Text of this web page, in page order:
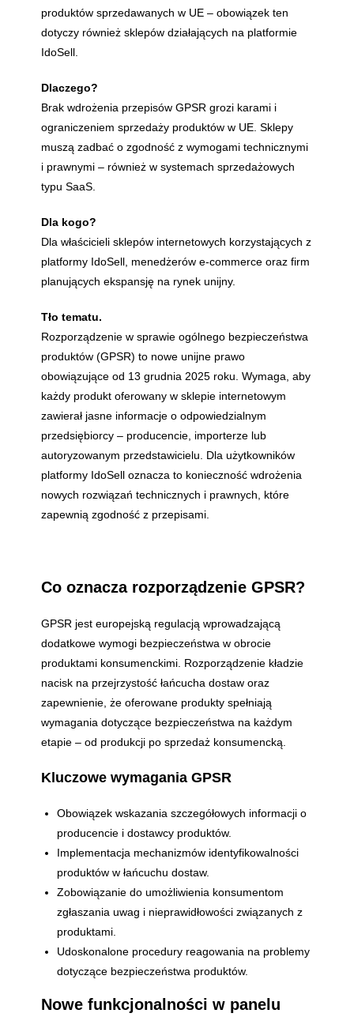
produktów sprzedawanych w UE – obowiązek ten
dotyczy również sklepów działających na platformie
IdoSell.
Dlaczego?
Brak wdrożenia przepisów GPSR grozi karami i
ograniczeniem sprzedaży produktów w UE. Sklepy
muszą zadbać o zgodność z wymogami technicznymi
i prawnymi – również w systemach sprzedażowych
typu SaaS.
Dla kogo?
Dla właścicieli sklepów internetowych korzystających z
platformy IdoSell, menedżerów e-commerce oraz firm
planujących ekspansję na rynek unijny.
Tło tematu.
Rozporządzenie w sprawie ogólnego bezpieczeństwa
produktów (GPSR) to nowe unijne prawo
obowiązujące od 13 grudnia 2025 roku. Wymaga, aby
każdy produkt oferowany w sklepie internetowym
zawierał jasne informacje o odpowiedzialnym
przedsiębiorcy – producencie, importerze lub
autoryzowanym przedstawicielu. Dla użytkowników
platformy IdoSell oznacza to konieczność wdrożenia
nowych rozwiązań technicznych i prawnych, które
zapewnią zgodność z przepisami.
Co oznacza rozporządzenie GPSR?
GPSR jest europejską regulacją wprowadzającą
dodatkowe wymogi bezpieczeństwa w obrocie
produktami konsumenckimi. Rozporządzenie kładzie
nacisk na przejrzystość łańcucha dostaw oraz
zapewnienie, że oferowane produkty spełniają
wymagania dotyczące bezpieczeństwa na każdym
etapie – od produkcji po sprzedaż konsumencką.
Kluczowe wymagania GPSR
Obowiązek wskazania szczegółowych informacji o
producencie i dostawcy produktów.
Implementacja mechanizmów identyfikowalności
produktów w łańcuchu dostaw.
Zobowiązanie do umożliwienia konsumentom
zgłaszania uwag i nieprawidłowości związanych z
produktami.
Udoskonalone procedury reagowania na problemy
dotyczące bezpieczeństwa produktów.
Nowe funkcjonalności w panelu